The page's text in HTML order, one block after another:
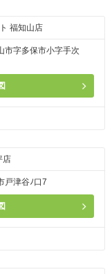
福知山店
市字多保市小字手次
店
戸津谷ﾉ口7